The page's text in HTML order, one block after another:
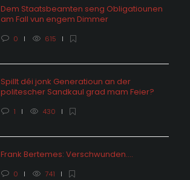
Dem Staatsbeamten seng Obligatiounen
am Fall vun engem Dimmer
0 615
Spillt déi jonk Generatioun an der
politescher Sandkaul grad mam Feier?
1 430
Frank Bertemes: Verschwunden….
0 741